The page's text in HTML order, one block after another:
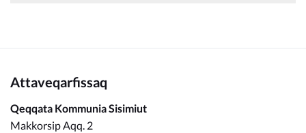
Attaveqarfissaq
Qeqqata Kommunia Sisimiut
Makkorsip Aqq. 2